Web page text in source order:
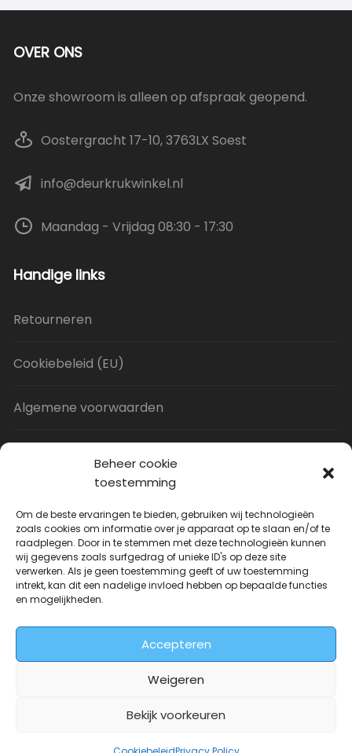
Beheer cookie
toestemming
Om de beste ervaringen te bieden, gebruiken wij technologieën
zoals cookies om informatie over je apparaat op te slaan en/of te
raadplegen. Door in te stemmen met deze technologieën kunnen
wij gegevens zoals surfgedrag of unieke ID's op deze site
verwerken. Als je geen toestemming geeft of uw toestemming
intrekt, kan dit een nadelige invloed hebben op bepaalde functies
en mogelijkheden.
Accepteren
Weigeren
Bekijk voorkeuren
OVER ONS
Onze showroom is alleen op afspraak geopend.
Oostergracht 17-10, 3763LX Soest
info@deurkrukwinkel.nl
Maandag - Vrijdag 08:30 - 17:30
Handige links
Retourneren
Cookiebeleid (EU)
Algemene voorwaarden
Uitverkoop
JNF Deurklink gebogen 16mm
prijs
was:
prijs
is:
Deurkrukwinkel.nl is onderdeel van
DeurbeslagGigant